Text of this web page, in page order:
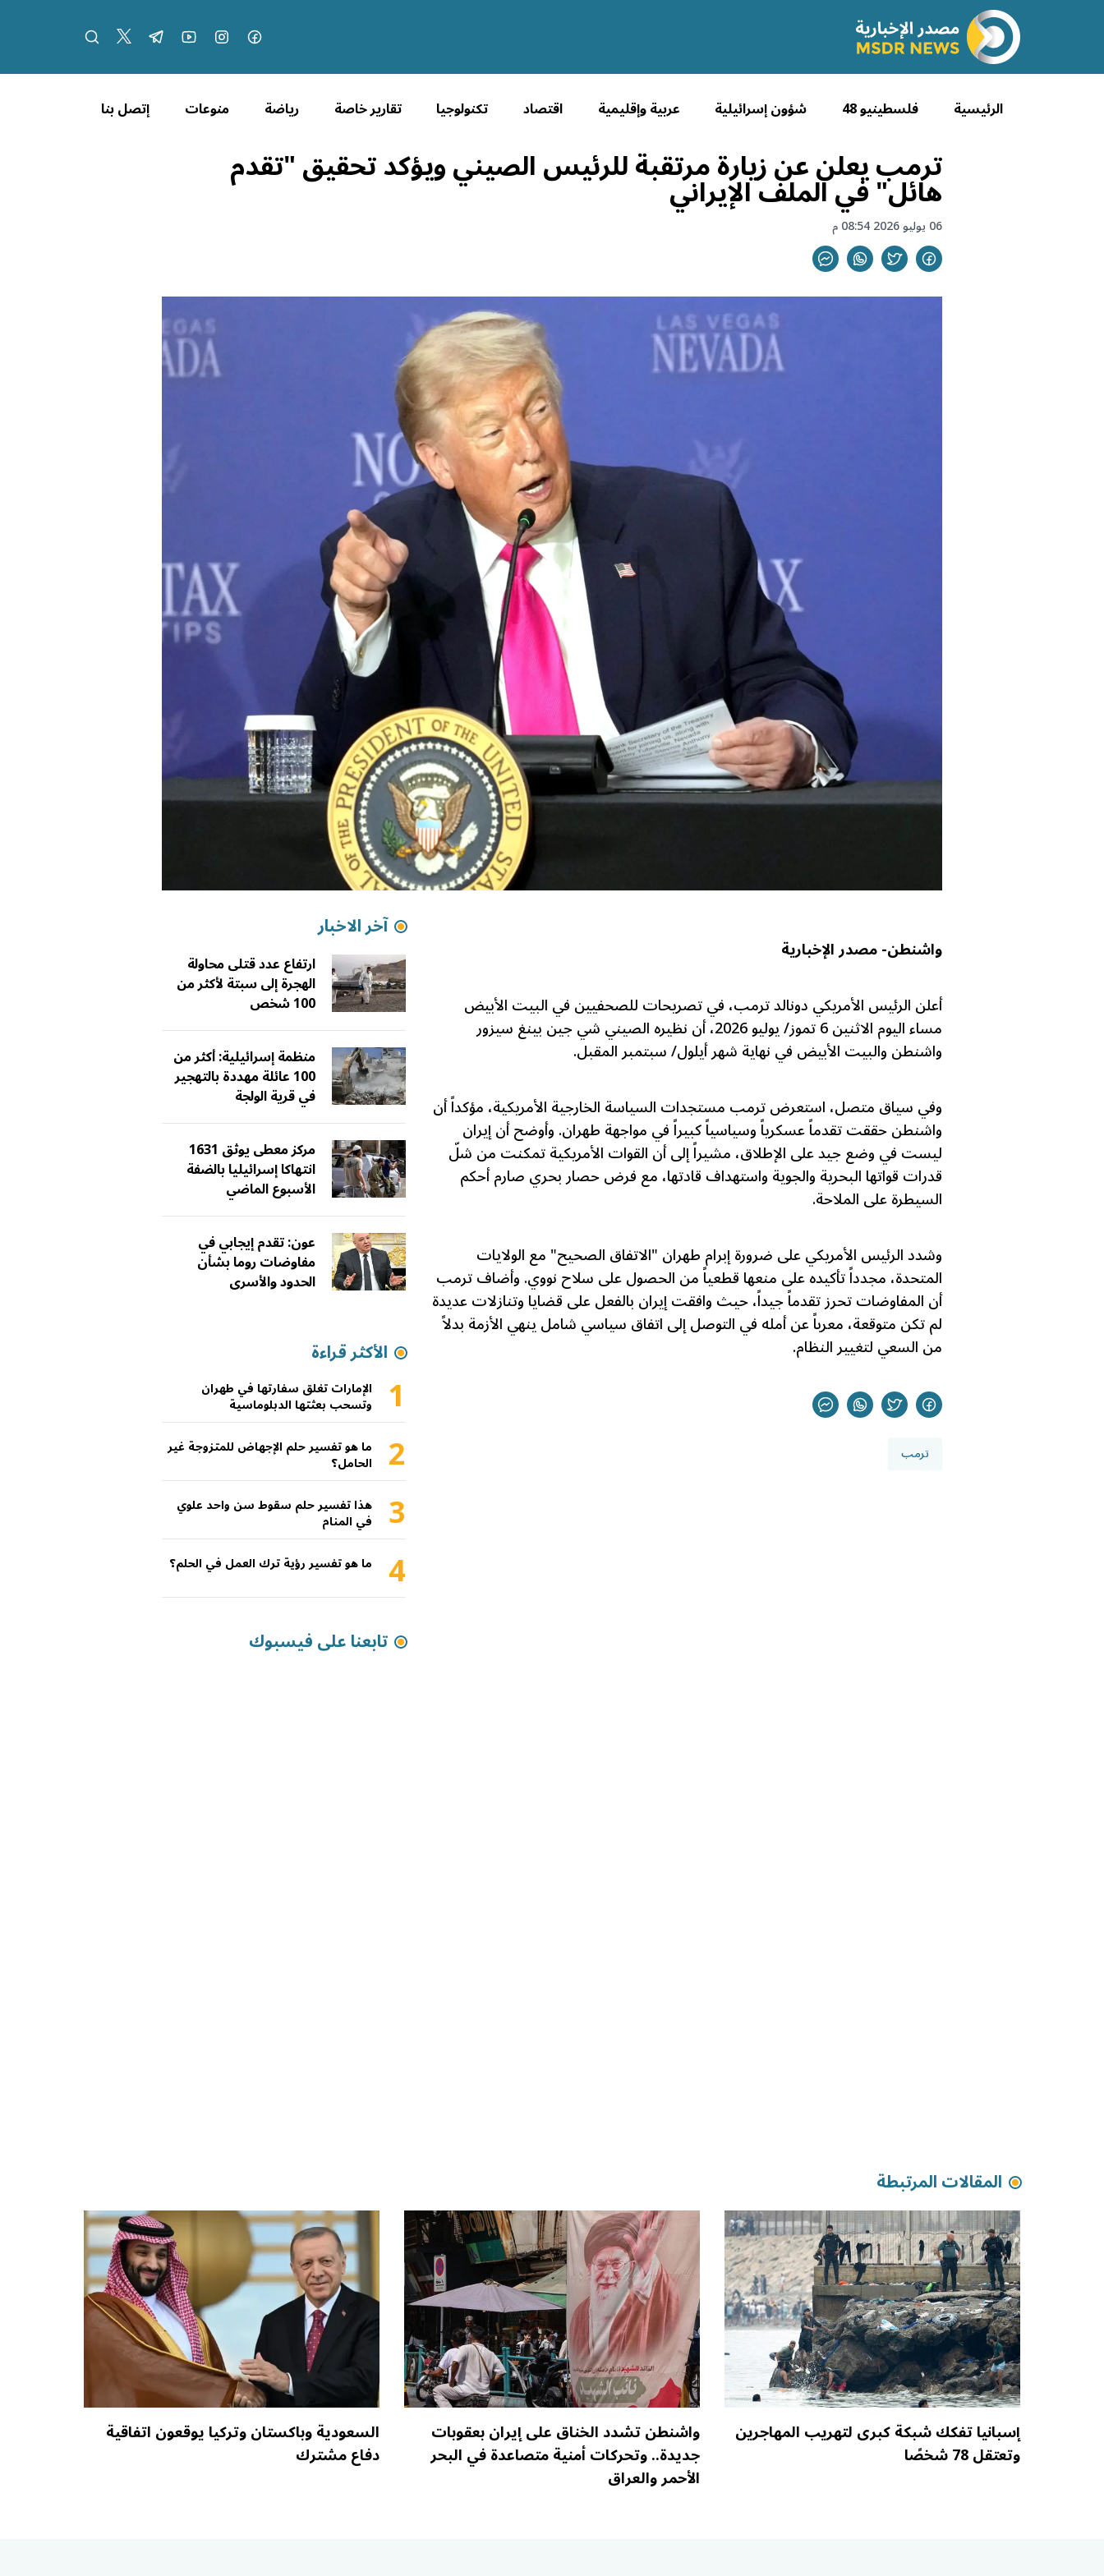
الرئيسية فلسطينيو 48 شؤون إسرائيلية عربية وإقليمية اقتصاد تكنولوجيا تقارير خاصة رياضة منوعات إتصل بنا
ترمب يعلن عن زيارة مرتقبة للرئيس الصيني ويؤكد تحقيق "تقدم
هائل" في الملف الإيراني
06 يوليو 2026 08:54 م
واشنطن- مصدر الإخبارية
أعلن الرئيس الأمريكي دونالد ترمب، في تصريحات للصحفيين في البيت الأبيض
مساء اليوم الاثنين 6 تموز/ يوليو 2026، أن نظيره الصيني شي جين بينغ سيزور
واشنطن والبيت الأبيض في نهاية شهر أيلول/ سبتمبر المقبل.
وفي سياق متصل، استعرض ترمب مستجدات السياسة الخارجية الأمريكية، مؤكداً أن
واشنطن حققت تقدماً عسكرياً وسياسياً كبيراً في مواجهة طهران. وأوضح أن إيران
ليست في وضع جيد على الإطلاق، مشيراً إلى أن القوات الأمريكية تمكنت من شلّ
قدرات قواتها البحرية والجوية واستهداف قادتها، مع فرض حصار بحري صارم أحكم
السيطرة على الملاحة.
وشدد الرئيس الأمريكي على ضرورة إبرام طهران "الاتفاق الصحيح" مع الولايات
المتحدة، مجدداً تأكيده على منعها قطعياً من الحصول على سلاح نووي. وأضاف ترمب
أن المفاوضات تحرز تقدماً جيداً، حيث وافقت إيران بالفعل على قضايا وتنازلات عديدة
لم تكن متوقعة، معرباً عن أمله في التوصل إلى اتفاق سياسي شامل ينهي الأزمة بدلاً
من السعي لتغيير النظام.
ترمب
آخر الاخبار
ارتفاع عدد قتلى محاولة
الهجرة إلى سبتة لأكثر من
100 شخص
منظمة إسرائيلية: أكثر من
100 عائلة مهددة بالتهجير
في قرية الولجة
مركز معطى يوثق 1631
انتهاكا إسرائيليا بالضفة
الأسبوع الماضي
عون: تقدم إيجابي في
مفاوضات روما بشأن
الحدود والأسرى
الأكثر قراءة
1 الإمارات تغلق سفارتها في طهران
وتسحب بعثتها الدبلوماسية
2 ما هو تفسير حلم الإجهاض للمتزوجة غير
الحامل؟
3 هذا تفسير حلم سقوط سن واحد علوي
في المنام
4 ما هو تفسير رؤية ترك العمل في الحلم؟
تابعنا على فيسبوك
المقالات المرتبطة
إسبانيا تفكك شبكة كبرى لتهريب المهاجرين
وتعتقل 78 شخصًا
واشنطن تشدد الخناق على إيران بعقوبات
جديدة.. وتحركات أمنية متصاعدة في البحر
الأحمر والعراق
السعودية وباكستان وتركيا يوقعون اتفاقية
دفاع مشترك